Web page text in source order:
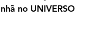
no UNIVERSO